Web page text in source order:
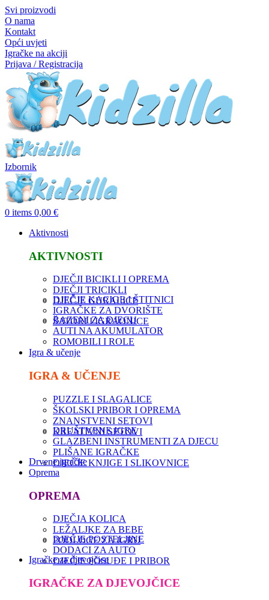
Svi proizvodi
O nama
Kontakt
Opći uvjeti
Igračke na akciji
Prijava / Registracija
Izbornik
0 items 0,00 €
Aktivnosti
AKTIVNOSTI
DJEČJI BICIKLI I OPREMA
DJEČJI TRICIKLI
DJEČJE GURALICE
DJEČJE KACIGE I ŠTITNICI
IGRAČKE ZA DVORIŠTE
ŠATORI I IGRAONICE
BAZENI ZA DJECU
AUTI NA AKUMULATOR
ROMOBILI I ROLE
Igra & učenje
IGRA & UČENJE
PUZZLE I SLAGALICE
ŠKOLSKI PRIBOR I OPREMA
ZNANSTVENI SETOVI
KREATIVNI SETOVI
DRUŠTVENE IGRE
GLAZBENI INSTRUMENTI ZA DJECU
PLIŠANE IGRAČKE
DJEČJE KNJIGE I SLIKOVNICE
Drvene igračke
Oprema
OPREMA
DJEČJA KOLICA
LEŽALJKE ZA BEBE
PODLOGE ZA IGRU
DJEČJE POSTELJINE
DODACI ZA AUTO
DJEČJE POSUĐE I PRIBOR
Igračke za djevojčice
IGRAČKE ZA DJEVOJČICE